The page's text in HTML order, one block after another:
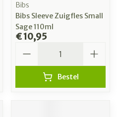
Bibs
Bibs Sleeve Zuigfles Small
Sage 110ml
€ 10,95
Bestel